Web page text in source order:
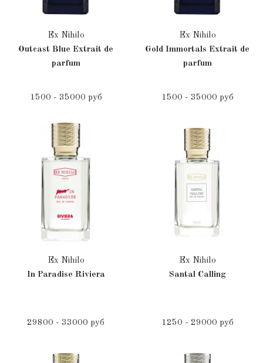
Ex Nihilo
Outcast Blue Extrait de
parfum
1500 - 35000 руб
Ex Nihilo
Gold Immortals Extrait de
parfum
1500 - 35000 руб
Ex Nihilo
In Paradise Riviera
29800 - 33000 руб
Ex Nihilo
Santal Calling
1250 - 29000 руб